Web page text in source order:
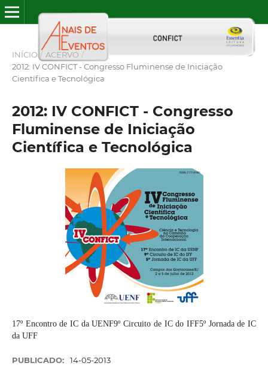
INÍCIO / ACERVO /
2012: IV CONFICT - Congresso Fluminense de Iniciação
Científica e Tecnológica
2012: IV CONFICT - Congresso
Fluminense de Iniciação
Científica e Tecnológica
17º Encontro de IC da UENF9º Circuito de IC do IFF5º Jornada de IC
da UFF
PUBLICADO: 14-05-2013